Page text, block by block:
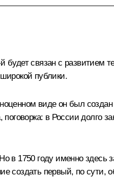
связан с развитием
публики.
виде он был
в России долго
в 1750 году именно здесь
создать первый, по сути,